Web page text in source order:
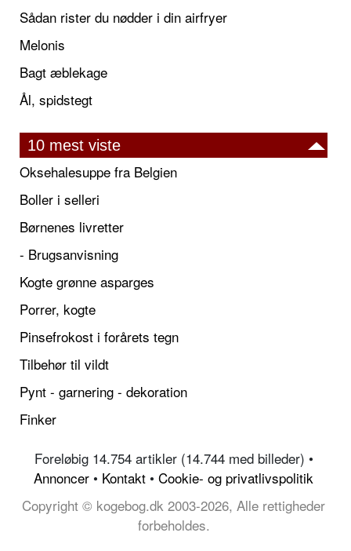
Sådan rister du nødder i din airfryer
Melonis
Bagt æblekage
Ål, spidstegt
10 mest viste
Oksehalesuppe fra Belgien
Boller i selleri
Børnenes livretter
- Brugsanvisning
Kogte grønne asparges
Porrer, kogte
Pinsefrokost i forårets tegn
Tilbehør til vildt
Pynt - garnering - dekoration
Finker
Foreløbig 14.754 artikler (14.744 med billeder) •
Annoncer • Kontakt • Cookie- og privatlivspolitik
Copyright © kogebog.dk 2003-2026, Alle rettigheder
forbeholdes.